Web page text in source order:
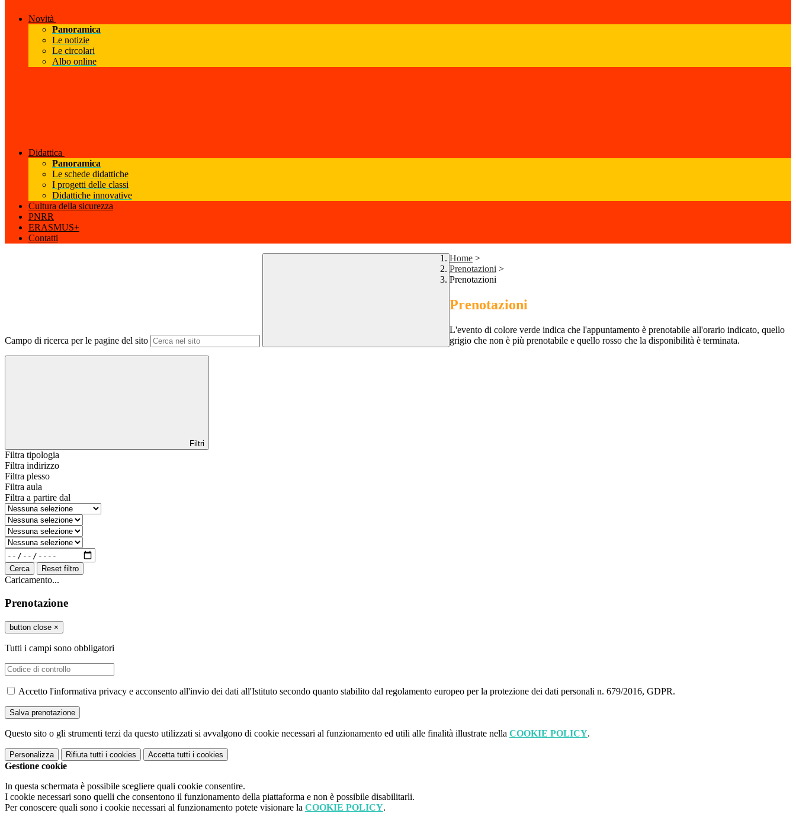
Novità
Panoramica
Le notizie
Le circolari
Albo online
Didattica
Panoramica
Le schede didattiche
I progetti delle classi
Didattiche innovative
Cultura della sicurezza
PNRR
ERASMUS+
Contatti
Campo di ricerca per le pagine del sito
Home >
Prenotazioni >
Prenotazioni
Prenotazioni
L'evento di colore verde indica che l'appuntamento è prenotabile all'orario indicato, quello
grigio che non è più prenotabile e quello rosso che la disponibilità è terminata.
Filtri
Filtra tipologia
Filtra indirizzo
Filtra plesso
Filtra aula
Filtra a partire dal
Cerca Reset filtro
Caricamento...
Prenotazione
button close ×
Tutti i campi sono obbligatori
Accetto l'informativa privacy e acconsento all'invio dei dati all'Istituto secondo quanto stabilito dal regolamento europeo per la protezione dei dati personali n. 679/2016, GDPR.
Questo sito o gli strumenti terzi da questo utilizzati si avvalgono di cookie necessari al funzionamento ed utili alle finalità illustrate nella COOKIE POLICY.
Personalizza Rifiuta tutti i cookies Accetta tutti i cookies
Gestione cookie
In questa schermata è possibile scegliere quali cookie consentire.
I cookie necessari sono quelli che consentono il funzionamento della piattaforma e non è possibile disabilitarli.
Per conoscere quali sono i cookie necessari al funzionamento potete visionare la COOKIE POLICY.